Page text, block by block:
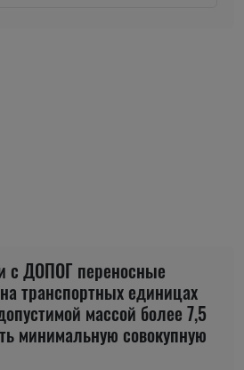
с ДОПОГ переносные
транспортных единицах
массой более 7,5
минимальную совокупную